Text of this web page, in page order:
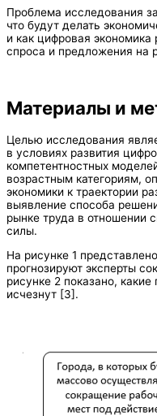
Проблема исследования
что будут делать
и как цифровая
спроса и предложения на
Материалы и
Целью исследования
в условиях развития
компетентностных
возрастным категориям,
экономики к траектории
выявление способа
рынке труда в отношении
силы.
На рисунке 1
прогнозируют эксперты
рисунке 2 показано,
исчезнут [3].